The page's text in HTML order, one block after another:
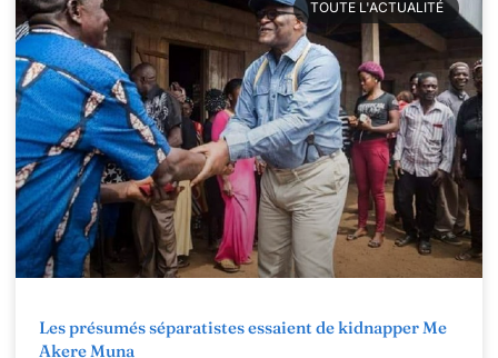
TOUTE L'ACTUALITÉ
Les présumés séparatistes essaient de kidnapper Me
Akere Muna